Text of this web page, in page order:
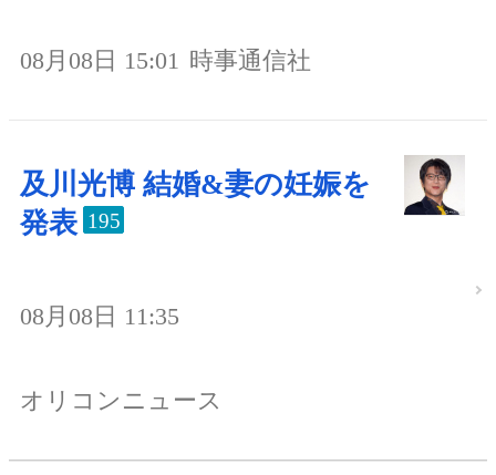
08月08日 15:01 時事通信社
及川光博 結婚&妻の妊娠を
発表 195
08月08日 11:35
オリコンニュース